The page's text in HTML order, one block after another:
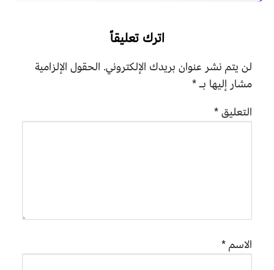
اترك تعليقاً
لن يتم نشر عنوان بريدك الإلكتروني. الحقول الإلزامية
مشار إليها بـ*
التعليق*
الاسم*